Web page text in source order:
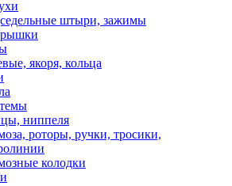
штыри, зажимы
якоря, кольца
ниппеля
роторы, ручки, тросики,
колодки